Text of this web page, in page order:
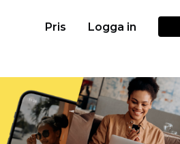
Pris Logga in